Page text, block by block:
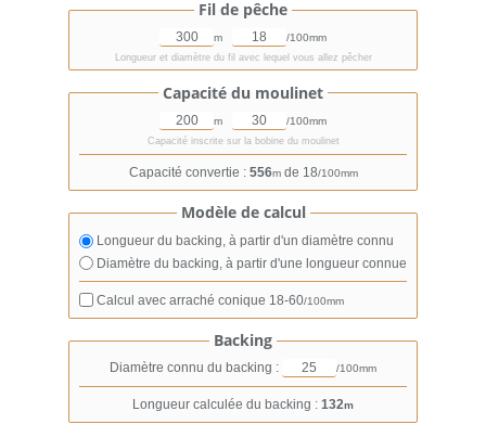
Fil de pêche
m /100mm
Longueur et diamètre du fil avec lequel vous allez pêcher
Capacité du moulinet
m /100mm
Capacité inscrite sur la bobine du moulinet
Capacité convertie : 556mde 18/100mm
Modèle de calcul
Longueur du backing, à partir d'un diamètre connu
Diamètre du backing, à partir d'une longueur connue
Calcul avec arraché conique 18-60/100mm
Backing
Diamètre connu du backing : /100mm
Longueur calculée du backing : 132m